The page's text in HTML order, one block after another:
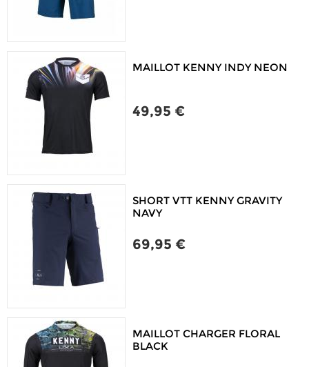
MAILLOT KENNY INDY NEON
49,95 €
SHORT VTT KENNY GRAVITY
NAVY
69,95 €
MAILLOT CHARGER FLORAL
BLACK